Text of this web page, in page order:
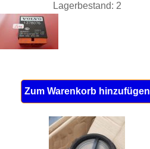
Lagerbestand: 2
Zum Warenkorb hinzufügen